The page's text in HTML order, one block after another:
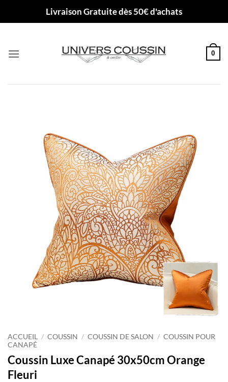
Livraison Gratuite dès 50€ d'achats
0
ACCUEIL / COUSSIN / COUSSIN DE SALON / COUSSIN POUR
CANAPÉ
Coussin Luxe Canapé 30x50cm Orange
Fleuri